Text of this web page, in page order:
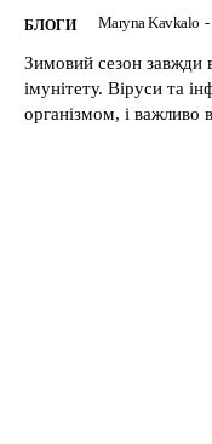
БЛОГИ Maryna Kavkalo -
Зимовий сезон завжди
імунітету. Віруси та
організмом, і важливо